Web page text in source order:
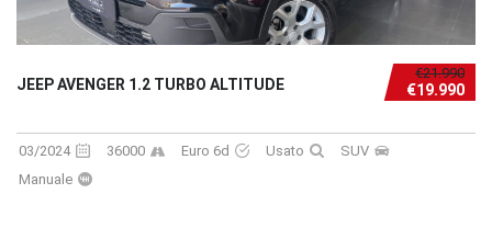
€21.990
€19.990
JEEP AVENGER 1.2 TURBO ALTITUDE
03/2024 36000 Euro 6d Usato
SUV
Manuale